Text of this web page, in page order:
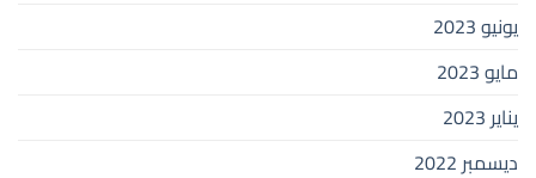
يونيو 2023
مايو 2023
يناير 2023
ديسمبر 2022